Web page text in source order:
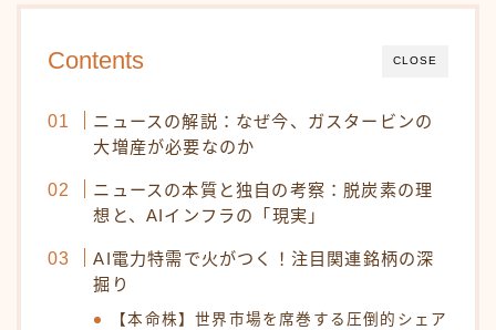
CLOSE
Contents
ニュースの解説：なぜ今、ガスタービンの
大増産が必要なのか
ニュースの本質と独自の考察：脱炭素の理
想と、AIインフラの「現実」
AI電力特需で火がつく！注目関連銘柄の深
掘り
【本命株】世界市場を席巻する圧倒的シェア